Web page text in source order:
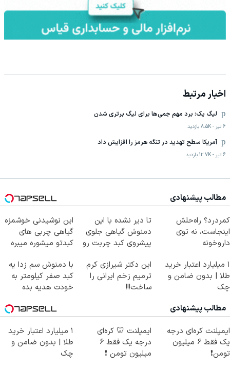
اخبار مرتبط
لیگ یک: برد مهم جمی‌ها برای لیگ برتری شدن
6 تیر -
8.5K بازدید
آمریکا سطح تهدید در تنگه هرمز را افزایش داد
6 تیر -
12.7K بازدید
مطالب پیشنهادی
کمردرد؟ راه‌حلش
اینجاست، نه توی
داروخونه
تا دیر نشده با این
دمنوش گیاهی جلوی
پیشروی کبد چربت رو
این نوشیدنی خوشمزه
گیاهی چربی های
کبدتو میشوره میبره
۱ میلیارد اعتبار خرید
طلا | بدون ضامن و
چک
این دکتر شیرازی کرم
ترمیم زخم ایرانی را
ساخت!!!
با دمنوش سم زدا یه
کبد صفر کیلومتر به
خودت هدیه بده
مطالب پیشنهادی
ایمپلنت کره‌ای درجه
یک فقط 6 میلیون
تومن❗
ایمپلنت 🦷 کره‌ای
درجه یک فقط 6
میلیون تومن ❗
۱ میلیارد اعتبار خرید
طلا | بدون ضامن و
چک